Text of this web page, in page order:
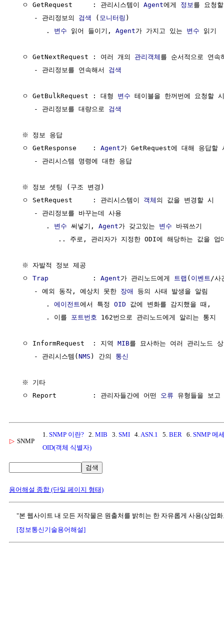
  ㅇ GetRequest     : 관리시스템이
Agent에게 정보 를 요청
     - 관리정보의
검색 ( 모니터링 )
        .
변수 읽어 들이기, Agent가 가지고 있는 변수 읽기
  ㅇ GetNextRequest : 여러 개의
관리객체 를 순서적으로 연속
     - 관리정보를 연속해서
검색
  ㅇ GetBulkRequest : 대형
변수 테이블을 한꺼번에 요청할 시
     - 관리정보를 대량으로
검색
  ※ 정보 응답
  ㅇ GetResponse    :
Agent가 GetRequest에 대해 응답할
     - 관리시스템 명령에 대한 응답
  ※ 정보 셋팅 (구조 변경)
  ㅇ SetRequest     : 관리시스템이
객체 의 값을 변경할 시
     - 관리정보를 바꾸는데 사용
        .
변수 써넣기, Agent가 갖고있는 변수 바꿔쓰기
.. 주로, 관리자가 지정한 ODI에 해당하는 값을 업
  ※ 자발적 정보 제공
  ㅇ
Trap
           :
Agent가 관리노드에게 트랩 ( 이벤트 /사
     - 예외 동작, 예상치 못한
장애
등의 사태 발생을 알림
        .
에이전트에서 특정 OID 값에 변화를 감지했을 때,
        . 이를
포트번호 162번으로 관리노드에게 알리는 통지
  ㅇ InformRequest  : 지역
MIB를 묘사하는 여러 관리노드
     - 관리시스템(
NMS ) 간의 통신
  ※ 기타
  ㅇ Report         : 관리자들간에 어떤
오류
▷ SNMP
1. SNMP 이란? 2. MIB 3. SMI 4. ASN.1 5. BER 6. SNMP 메
OID(객체 식별자)
검색
용어해설 종합 (단일 페이지 형태)
"본 웹사이트 내 모든 저작물은 원출처를 밝히는 한 자유롭게 사용(상업
[정보통신기술용어해설]